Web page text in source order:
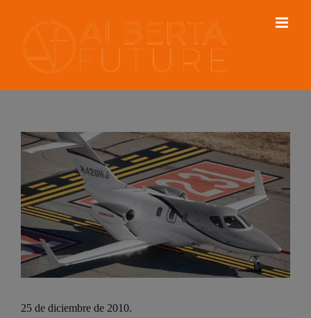
25 de diciembre de 2010.